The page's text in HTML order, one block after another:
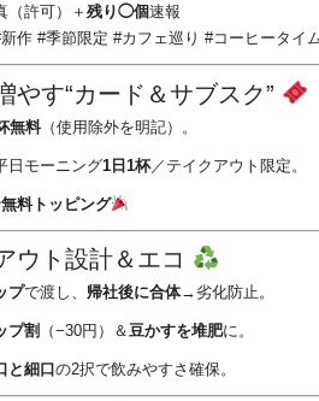
（許可）＋ 残り◯個速報
作 #季節限定 #カフェ巡り #コーヒータイ
やす“カード＆サブスク”
無料（使用除外を明記）。
日モーニング1日1杯／テイクアウト限定。
無料トッピング
ウト設計＆エコ
プで渡し、 帰社後に合体→劣化防止。
プ割 （−30円）＆豆かすを堆肥に。
と細口の2択で飲みやすさ確保。